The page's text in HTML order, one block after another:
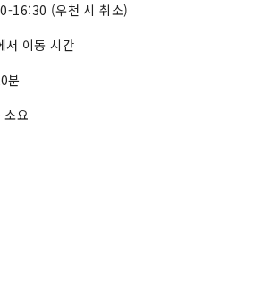
16:30 (우천 시 취소)
이동 시간
분
소요